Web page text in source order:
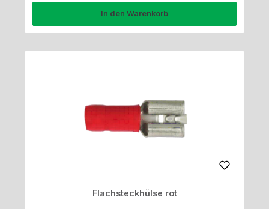
In den Warenkorb
Flachsteckhülse rot